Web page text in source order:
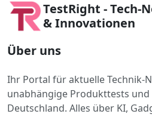
TestRight - Tech-
& Innovationen
Über uns
Ihr Portal für aktuelle Technik-
unabhängige Produkttests
Deutschland. Alles über KI,